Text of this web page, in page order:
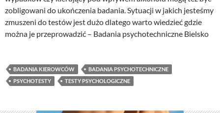
zobligowani do ukończenia badania. Sytuacji w jakich jesteśmy
zmuszeni do testów jest dużo dlatego warto wiedzieć gdzie
można je przeprowadzić – Badania psychotechniczne Bielsko
BADANIA KIEROWCÓW
BADANIA PSYCHOTECHNICZNE
PSYCHOTESTY
TESTY PSYCHOLOGICZNE